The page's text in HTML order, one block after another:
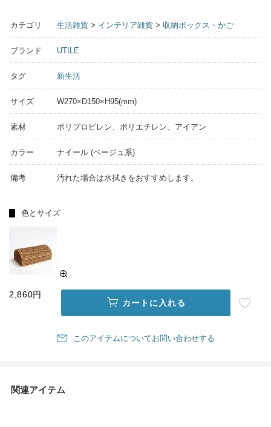
カテゴリ 生活雑貨 > インテリア雑貨 > 収納ボックス・かご
ブランド UTILE
タグ 新生活
サイズ W270×D150×H95(mm)
素材 ポリプロピレン、ポリエチレン、アイアン
カラー ナイール (ベージュ系)
備考 汚れた場合は水拭きをおすすめします。
色とサイズ
2,860円
カートに入れる
このアイテムについてお問い合わせする
関連アイテム